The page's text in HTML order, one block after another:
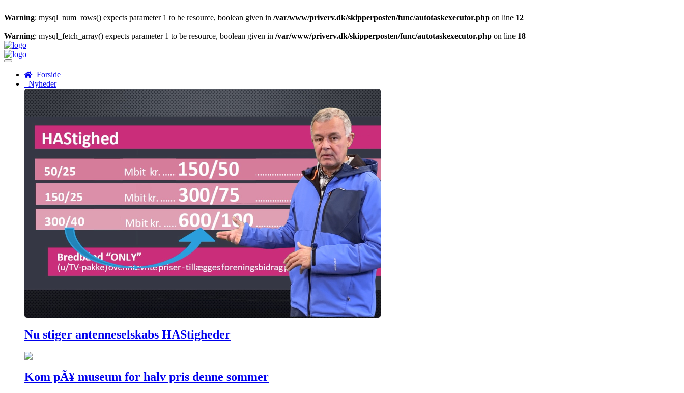
Warning: mysql_num_rows() expects parameter 1 to be resource, boolean given in /var/www/priverv.dk/skipperposten/func/autotaskexecutor.php on line 12
Warning: mysql_fetch_array() expects parameter 1 to be resource, boolean given in /var/www/priverv.dk/skipperposten/func/autotaskexecutor.php on line 18
Menu
Forside
Nyheder
Nu stiger antenneselskabs HAStigheder
Kom pÃ¥ museum for halv pris denne sommer